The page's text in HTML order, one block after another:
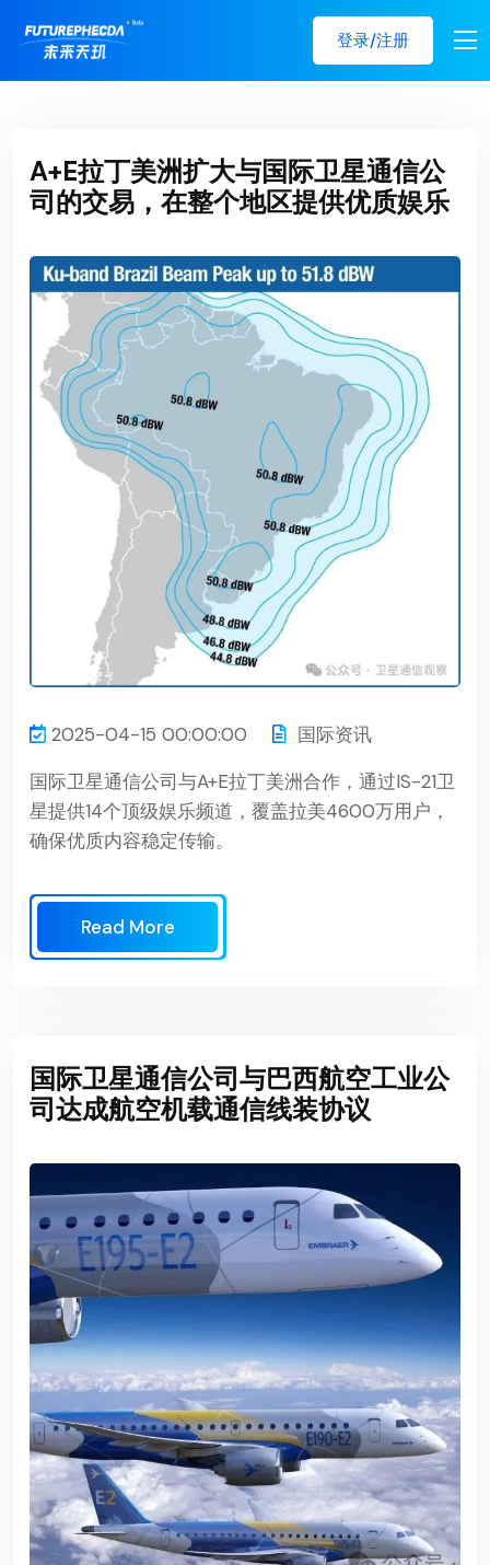
登录/注册
A+E拉丁美洲扩大与国际卫星通信公
司的交易，在整个地区提供优质娱乐
2025-04-15 00:00:00
国际资讯
国际卫星通信公司与A+E拉丁美洲合作，通过IS-21卫
星提供14个顶级娱乐频道，覆盖拉美4600万用户，
确保优质内容稳定传输。
Read More
国际卫星通信公司与巴西航空工业公
司达成航空机载通信线装协议